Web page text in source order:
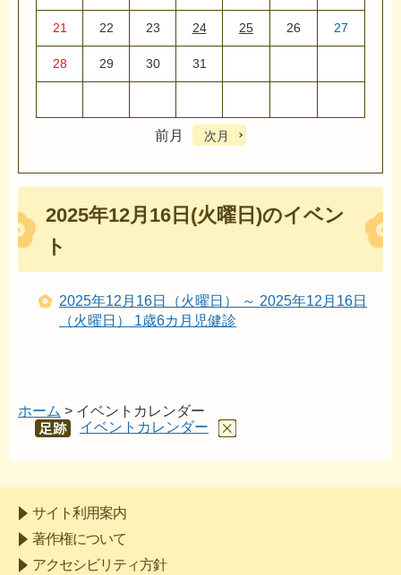
21 22 23 24 25 26 27
28 29 30 31
前月 次月
2025年12月16日(火曜日)のイベン
ト
2025年12月16日（火曜日） ～ 2025年12月16日
（火曜日） 1歳6カ月児健診
ホーム > イベントカレンダー
あし
イベントカレンダー
サイト利用案内
著作権について
アクセシビリティ方針